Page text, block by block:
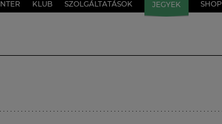
KLUB SZOLGÁLTATÁSOK JEGYEK SHOP